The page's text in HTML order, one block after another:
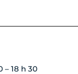
– 18 h 30